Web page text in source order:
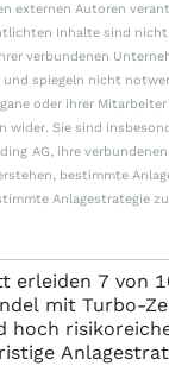
externen Autoren
Inhalte sind nicht
verbundenen
spiegeln nicht
oder ihrer
wider. Sie sind
AG, ihre
bestimmte
Anlagestrategie
erleiden 7 von
mit Turbo-
hoch